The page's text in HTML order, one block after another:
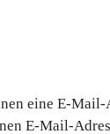
eine E-Mail-
E-Mail-